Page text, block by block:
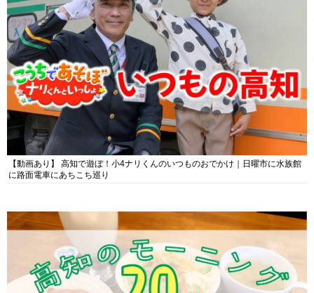
【動画あり】 高知で遊ぼ！小4ナリくんのいつものおでかけ｜日曜市に水族館
に路面電車にあちこち巡り